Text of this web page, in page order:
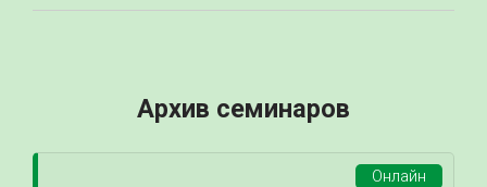
Архив семинаров
Онлайн